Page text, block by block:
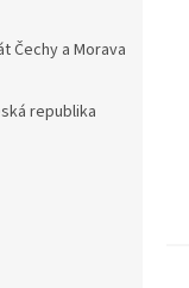
Čechy a Morava
republika